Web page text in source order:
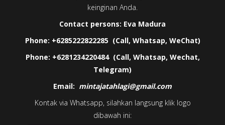
keinginan Anda.
Contact persons: Eva Madura
Phone: +6285222822285 (Call, Whatsap, WeChat)
Phone: +6281234220484 (Call, Whatsap, Wechat,
Telegram)
Email: mintajatahlagi@gmail.com
Kontak via Whatsapp, silahkan langsung klik logo
dibawah ini: